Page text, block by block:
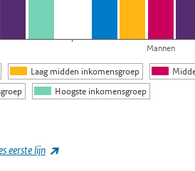
Laag midden inkomensgroep
Hoogste inkomensgroep
Mannen
eerste lijn (externe link)